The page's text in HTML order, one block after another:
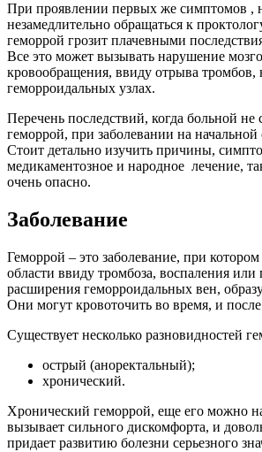
При проявлении первых же симптомов ,
незамедлительно обращаться к
геморрой грозит плачевными
Все это может вызывать нарушение
кровообращения, ввиду отрыва тромбов,
геморроидальных узлах.
Перечень последствий, когда больной не
геморрой, при заболевании на
Стоит детально изучить причины,
медикаментозное и народное лечение,
очень опасно.
Заболевание
Геморрой – это заболевание, при
области ввиду тромбоза, воспаления или
расширения геморроидальных вен,
Они могут кровоточить во время, и
Существует несколько разновидностей
острый (аноректальный);
хронический.
Хронический геморрой, еще его можно
вызывает сильного дискомфорта, и
придает развитию болезни серьезного